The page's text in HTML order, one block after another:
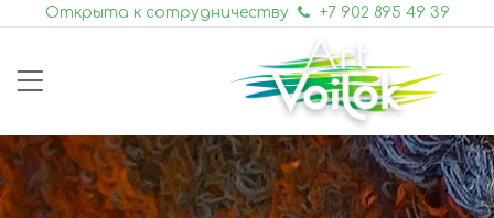
Открыта к сотрудничеству +7 902 895 49 39